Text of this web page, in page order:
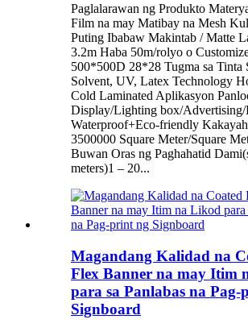
Paglalarawan ng Produkto
Film na may Matibay na Mesh
Puting Ibabaw Makintab / Matte
3.2m Haba 50m/rolyo o
500*500D 28*28 Tugma sa Tinta
Solvent, UV, Latex Technology
Cold Laminated Aplikasyon
Display/Lighting box/Advertising/
Waterproof+Eco-friendly
3500000 Square Meter/Square
Buwan Oras ng Paghahatid
meters)1 – 20...
Magandang Kalidad na
Flex Banner na may Itim
para sa Panlabas na Pag-
Signboard